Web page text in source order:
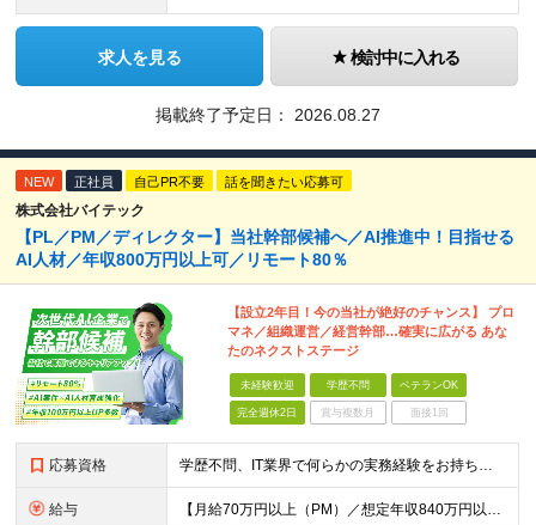
求人を見る 検討中に入れる
掲載終了予定日： 2026.08.27
NEW 正社員 自己PR不要 話を聞きたい応募可
株式会社バイテック
【PL／PM／ディレクター】当社幹部候補へ／AI推進中！目指せる
AI人材／年収800万円以上可／リモート80％
【設立2年目！今の当社が絶好のチャンス】 プロ
マネ／組織運営／経営幹部…確実に広がる あな
たのネクストステージ
未経験歓迎 学歴不問 ベテランOK
完全週休2日 賞与複数月 面接1回
応募資格 学歴不問、IT業界で何らかの実務経験をお持ちの方（3年以上） ※PG/SE経験がある方歓迎、PM/PL経験があれば即戦力として優遇 ※ブランクのある方歓迎 ※担当業務/フェーズ/使用言語などは限定せず
給与 【月給70万円以上（PM）／想定年収840万円以上】 ★詳しくは下記をご参照ください！ ■SE/PL/テスト計画以降などの上流フェーズ 月給53万円以上 ※想定年収636万円以上 ■PM/ディレク